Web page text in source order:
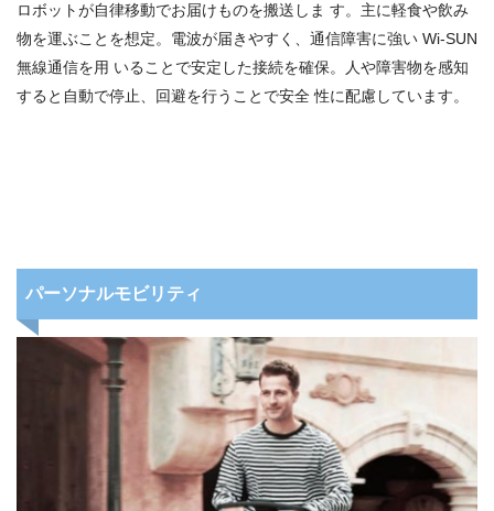
ロボットが自律移動でお届けものを搬送しま す。主に軽食や飲み
物を運ぶことを想定。電波が届きやすく、通信障害に強い Wi-SUN
無線通信を用 いることで安定した接続を確保。人や障害物を感知
すると自動で停止、回避を行うことで安全 性に配慮しています。
パーソナルモビリティ